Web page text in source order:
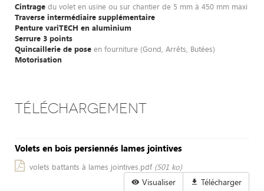
Cintrage du volet en usine ou sur chantier de 5 mm à 450 mm maxi
Traverse intermédiaire supplémentaire
Penture variTECH en aluminium
Serrure 3 points
Quincaillerie de pose en fourniture (Gond, Arrêts, Butées)
Motorisation
TÉLÉCHARGEMENT
Volets en bois persiennés lames jointives
volets battants à lames jointives.pdf (501 ko)
Visualiser Télécharger